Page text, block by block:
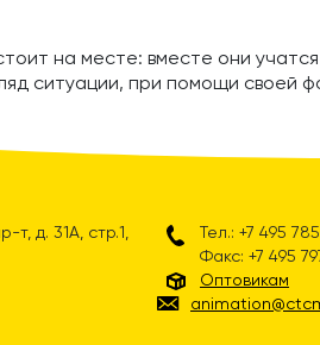
на месте: вместе они
ситуации, при помощи своей
д. 31А, стр.1,
Тел.: +7 495
Факс: +7 495
Оптовикам